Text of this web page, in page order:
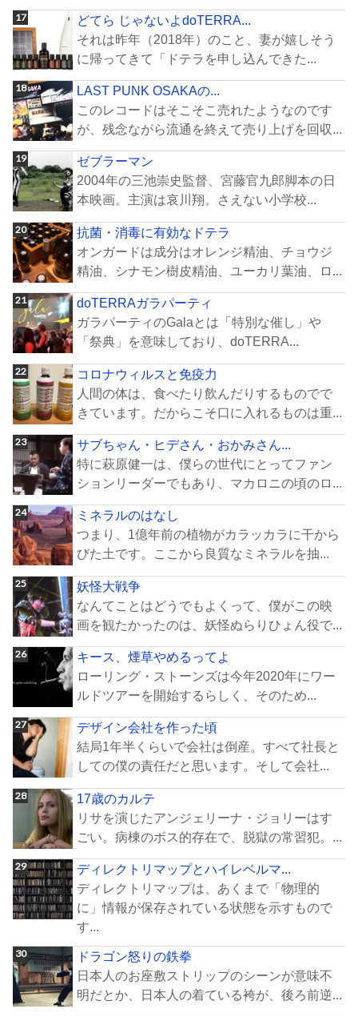
どてら じゃないよdoTERRA...
それは昨年（2018年）のこと、妻が嬉しそう
に帰ってきて「ドテラを申し込んできた...
LAST PUNK OSAKAの...
このレコードはそこそこ売れたようなのです
が、残念ながら流通を終えて売り上げを回収...
ゼブラーマン
2004年の三池崇史監督、宮藤官九郎脚本の日
本映画。主演は哀川翔。さえない小学校...
抗菌・消毒に有効なドテラ
オンガードは成分はオレンジ精油、チョウジ
精油、シナモン樹皮精油、ユーカリ葉油、ロ...
doTERRAガラパーティ
ガラパーティのGalaとは「特別な催し」や
「祭典」を意味しており、doTERRA...
コロナウィルスと免疫力
人間の体は、食べたり飲んだりするものでで
きています。だからこそ口に入れるものは重...
サブちゃん・ヒデさん・おかみさん...
特に萩原健一は、僕らの世代にとってファン
ションリーダーでもあり、マカロニの頃のロ...
ミネラルのはなし
つまり、1億年前の植物がカラッカラに干から
びた土です。ここから良質なミネラルを抽...
妖怪大戦争
なんてことはどうでもよくって、僕がこの映
画を観たかったのは、妖怪ぬらりひょん役で...
キース、煙草やめるってよ
ローリング・ストーンズは今年2020年にワー
ルドツアーを開始するらしく、そのため...
デザイン会社を作った頃
結局1年半くらいで会社は倒産。すべて社長と
しての僕の責任だと思います。そして会社...
17歳のカルテ
リサを演じたアンジェリーナ・ジョリーはす
ごい。病棟のボス的存在で、脱獄の常習犯。...
ディレクトリマップとハイレベルマ...
ディレクトリマップは、あくまで「物理的
に」情報が保存されている状態を示すもので
す...
ドラゴン怒りの鉄拳
日本人のお座敷ストリップのシーンが意味不
明だとか、日本人の着ている袴が、後ろ前逆...